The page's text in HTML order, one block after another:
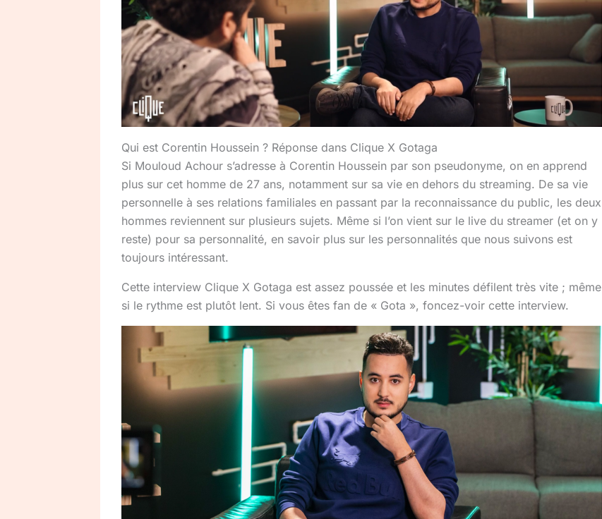
Qui est Corentin Houssein ? Réponse dans Clique X Gotaga
Si Mouloud Achour s’adresse à Corentin Houssein par son pseudonyme, on en apprend
plus sur cet homme de 27 ans, notamment sur sa vie en dehors du streaming. De sa vie
personnelle à ses relations familiales en passant par la reconnaissance du public, les deux
hommes reviennent sur plusieurs sujets. Même si l’on vient sur le live du streamer (et on y
reste) pour sa personnalité, en savoir plus sur les personnalités que nous suivons est
toujours intéressant.
Cette interview Clique X Gotaga est assez poussée et les minutes défilent très vite ; même
si le rythme est plutôt lent. Si vous êtes fan de « Gota », foncez-voir cette interview.